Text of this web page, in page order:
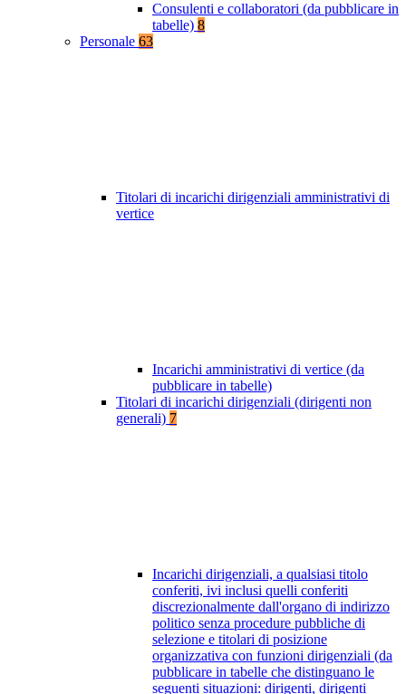
Consulenti e collaboratori (da pubblicare in
tabelle) 8
Personale 63
Titolari di incarichi dirigenziali amministrativi di
vertice
Incarichi amministrativi di vertice (da
pubblicare in tabelle)
Titolari di incarichi dirigenziali (dirigenti non
generali) 7
Incarichi dirigenziali, a qualsiasi titolo
conferiti, ivi inclusi quelli conferiti
discrezionalmente dall'organo di indirizzo
politico senza procedure pubbliche di
selezione e titolari di posizione
organizzativa con funzioni dirigenziali (da
pubblicare in tabelle che distinguano le
seguenti situazioni: dirigenti, dirigenti